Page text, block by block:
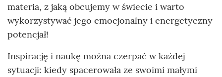
materia, z jaką obcujemy w świecie i warto
wykorzystywać jego emocjonalny i energetyczny
potencjał!
Inspirację i naukę można czerpać w każdej
sytuacji: kiedy spacerowała ze swoimi małymi